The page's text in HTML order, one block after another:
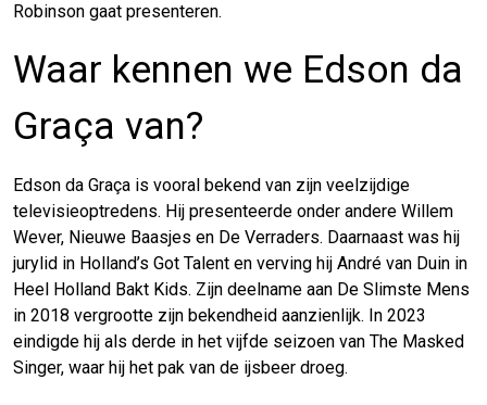
Robinson gaat presenteren.
Waar kennen we Edson da
Graça van?
Edson da Graça is vooral bekend van zijn veelzijdige
televisieoptredens. Hij presenteerde onder andere Willem
Wever, Nieuwe Baasjes en De Verraders. Daarnaast was hij
jurylid in Holland’s Got Talent en verving hij André van Duin in
Heel Holland Bakt Kids. Zijn deelname aan De Slimste Mens
in 2018 vergrootte zijn bekendheid aanzienlijk. In 2023
eindigde hij als derde in het vijfde seizoen van The Masked
Singer, waar hij het pak van de ijsbeer droeg.